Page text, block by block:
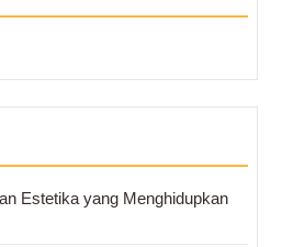
Estetika yang Menghidupkan